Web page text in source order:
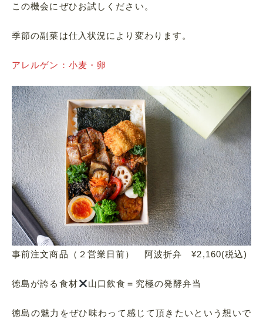
この機会にぜひお試しください。
季節の副菜は仕入状況により変わります。
アレルゲン：小麦・卵
事前注文商品（２営業日前） 阿波折弁 ¥2,160(税込)
徳島が誇る食材 山口飲食＝究極の発酵弁当
徳島の魅力をぜひ味わって感じて頂きたいという想いで